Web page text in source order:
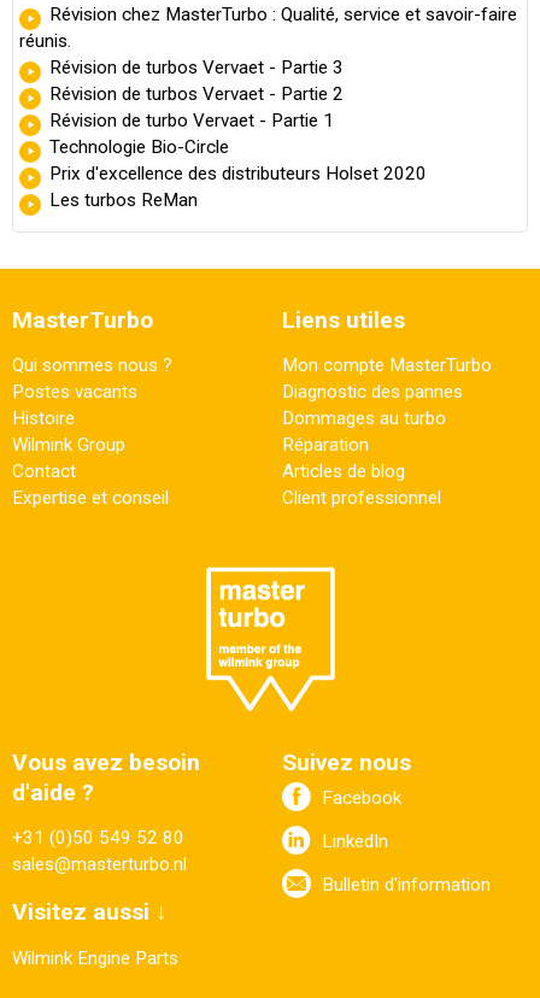
Révision chez MasterTurbo : Qualité, service et savoir-faire
réunis.
Révision de turbos Vervaet - Partie 3
Révision de turbos Vervaet - Partie 2
Révision de turbo Vervaet - Partie 1
Technologie Bio-Circle
Prix d'excellence des distributeurs Holset 2020
Les turbos ReMan
MasterTurbo
Qui sommes nous ?
Postes vacants
Histoire
Wilmink Group
Contact
Expertise et conseil
Liens utiles
Mon compte MasterTurbo
Diagnostic des pannes
Dommages au turbo
Réparation
Articles de blog
Client professionnel
Vous avez besoin
d'aide ?
+31 (0)50 549 52 80
sales@masterturbo.nl
Visitez aussi ↓
Wilmink Engine Parts
Suivez nous
Facebook
LinkedIn
Bulletin d'information